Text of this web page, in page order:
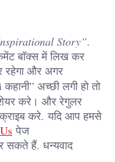
Story”.
बॉक्स में लिख कर
और अगर
अच्छी लगी हो तो
शेयर करे। और रेगुलर
करे. यदि आप हमसे
पेज
सकते हैं. धन्यवाद